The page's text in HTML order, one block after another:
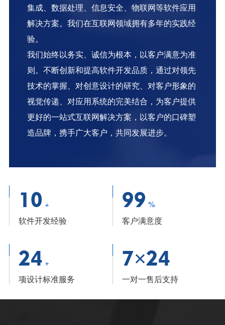
集成、数据处理、信息安全、物联网等软件应用
解决方案。我们在互联网领域拥有多年的实践经
验。
我们始终以务实、诚信为根本，以客户满意为准
则。不断创新和提高软件开发品质，通过对领先
技术的掌握、对创意设计的研究、对客户形象的
视觉传递、对应用系统的完美结合，为客户提供
更好的一站式互联网解决方案，以客户的口碑塑
造品牌，携手广大客户，共同发展进步。
10 +
软件开发经验
99 %
客户满意度
24 +
项设计标准服务
7×24
一对一售后支持